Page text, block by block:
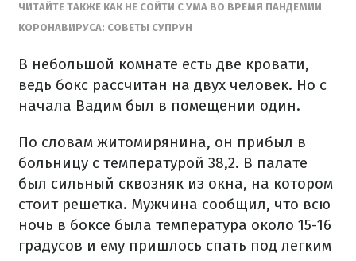
ЧИТАЙТЕ ТАКЖЕ КАК НЕ СОЙТИ С УМА ВО ВРЕМЯ ПАНДЕМИИ
КОРОНАВИРУСА: СОВЕТЫ СУПРУН
В небольшой комнате есть две кровати,
ведь бокс рассчитан на двух человек. Но с
начала Вадим был в помещении один.
По словам житомирянина, он прибыл в
больницу с температурой 38,2. В палате
был сильный сквозняк из окна, на котором
стоит решетка. Мужчина сообщил, что всю
ночь в боксе была температура около 15-16
градусов и ему пришлось спать под легким